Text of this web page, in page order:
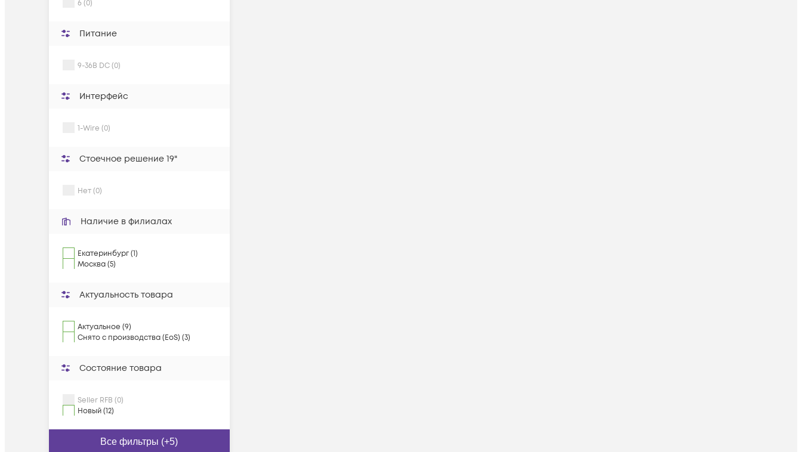
6 (0)
Питание
9-36В DC (0)
Интерфейс
1-Wire (0)
Стоечное решение 19"
Нет (0)
Наличие в филиалах
Екатеринбург (1)
Москва (5)
Актуальность товара
Актуальное (9)
Снято с производства (EoS) (3)
Состояние товара
Seller RFB (0)
Новый (12)
Все фильтры (+5)